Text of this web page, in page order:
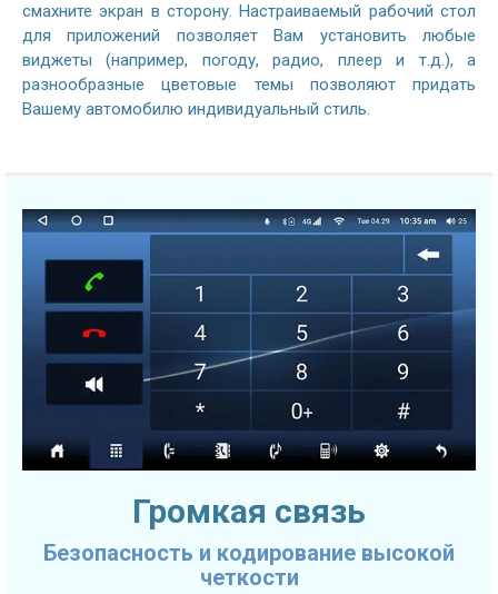
смахните экран в сторону. Настраиваемый рабочий стол
для приложений позволяет Вам установить любые
виджеты (например, погоду, радио, плеер и т.д.), а
разнообразные цветовые темы позволяют придать
Вашему автомобилю индивидуальный стиль.
Громкая связь
Безопасность и кодирование высокой
четкости